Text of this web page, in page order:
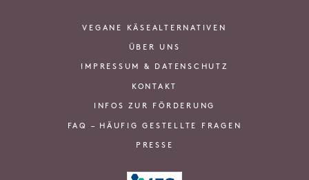
VEGANE KÄSEALTERNATIVEN
ÜBER UNS
IMPRESSUM & DATENSCHUTZ
KONTAKT
INFOS ZUR FÖRDERUNG
FAQ – HÄUFIG GESTELLTE FRAGEN
PRESSE